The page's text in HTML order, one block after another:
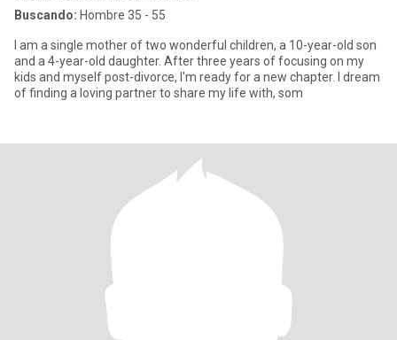
Buscando: Hombre 35 - 55
I am a single mother of two wonderful children, a 10-year-old son
and a 4-year-old daughter. After three years of focusing on my
kids and myself post-divorce, I'm ready for a new chapter. I dream
of finding a loving partner to share my life with, som